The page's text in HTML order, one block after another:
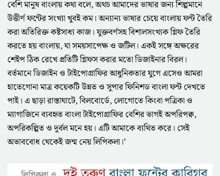
বেশি মানুষ বাংলায় কথা বলে, অথচ আমাদের ভাষার জন্য শিল্পমানে
উত্তীর্ণ ফন্টের সংখ্যা খুবই কম। অন্যান্য ভাষার চেয়ে বাংলায় ফন্ট তৈরি
করা অতিরিক্ত কষ্টসাধ্য কাজ। যুক্তবর্ণসহ বিশালসংখ্যক গ্লিফ তৈরি
করতে হয় বাংলায়, যা সময়সাপেক্ষ ও জটিল। একই সঙ্গে অক্ষরের
শেইপ ঠিক রেখে প্রতিটি গ্লিফস করার মতো ডিজাইনার বিরল।
বর্তমানে ডিজাইন ও টাইপোগ্রাফির আধুনিকতার যুগে এসেও আমরা
হাতেগোনা মাত্র কয়েকটি উন্নত ও সুপার ফিনিশড বাংলা ফন্ট দেখতে
পাই। এ ছাড়া রাস্তাঘাটে, বিলবোর্ডে, লোগোতে কিংবা পত্রিকা ও
ম্যাগাজিনে ব্যবহৃত বাংলা টাইপোগ্রাফির বেশির ভাগই অপরিপক্ব,
অপরিকল্পিত ও দুর্বল মনে হয়। এটি আমাকে ব্যথিত করে। সেই
অভাববোধ থেকেই জন্ম নেয় লিপিকলা।’